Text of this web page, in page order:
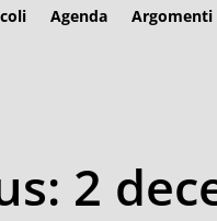
Agenda Argomenti
2